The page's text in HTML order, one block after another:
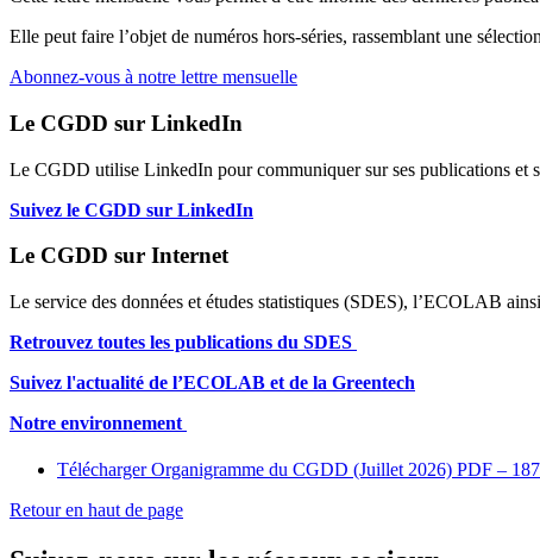
Elle peut faire l’objet de numéros hors-séries, rassemblant une
Abonnez-vous à notre lettre mensuelle
Le CGDD sur LinkedIn
Le CGDD utilise LinkedIn pour communiquer sur ses publications et
Suivez le CGDD sur LinkedIn
Le CGDD sur Internet
Le service des données et études statistiques (SDES), l’ECOLAB
Retrouvez toutes les publications du SDES
Suivez l'actualité de l’ECOLAB et de la Greentech
Notre environnement
Télécharger Organigramme du CGDD (Juillet 2026) PDF –
Retour en haut de page